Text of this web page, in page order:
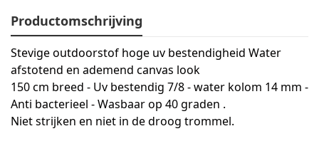
Productomschrijving
Stevige outdoorstof hoge uv bestendigheid Water
afstotend en ademend canvas look
150 cm breed - Uv bestendig 7/8 - water kolom 14 mm -
Anti bacterieel - Wasbaar op 40 graden .
Niet strijken en niet in de droog trommel.